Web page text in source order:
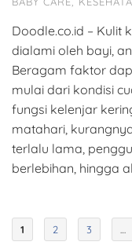
Doodle.co.id – Kulit
dialami oleh bayi,
Beragam faktor
mulai dari kondisi
fungsi kelenjar
matahari,
terlalu lama,
berlebihan, hingga
1 2 3 …